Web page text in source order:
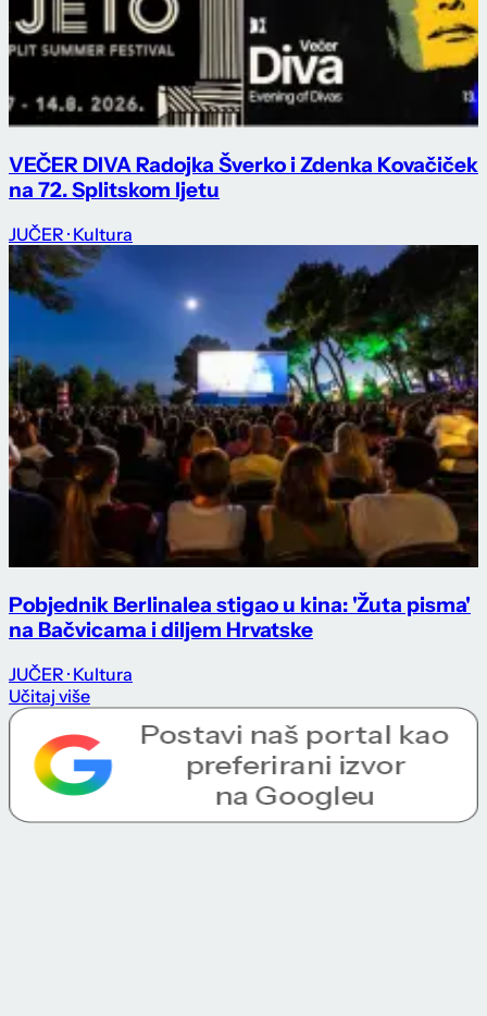
VEČER DIVA Radojka Šverko i Zdenka Kovačiček
na 72. Splitskom ljetu
JUČER · Kultura
Pobjednik Berlinalea stigao u kina: 'Žuta pisma'
na Bačvicama i diljem Hrvatske
JUČER · Kultura
Učitaj više